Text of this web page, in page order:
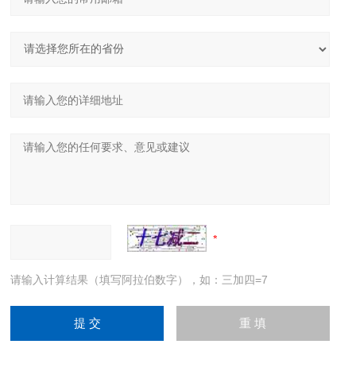
请输入计算结果（填写阿拉伯数字），如：三加四=7